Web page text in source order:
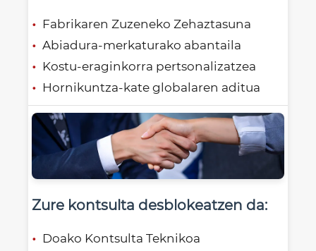
Fabrikaren Zuzeneko Zehaztasuna
Abiadura-merkaturako abantaila
Kostu-eraginkorra pertsonalizatzea
Hornikuntza-kate globalaren aditua
Zure kontsulta desblokeatzen da:
Doako Kontsulta Teknikoa